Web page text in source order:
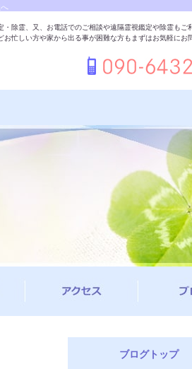
・除霊、又、お電話でのご相談や遠隔霊視鑑定や除霊もご
お忙しい方や家から出る事が困難な方もまずはお気軽にお
ブログトップ